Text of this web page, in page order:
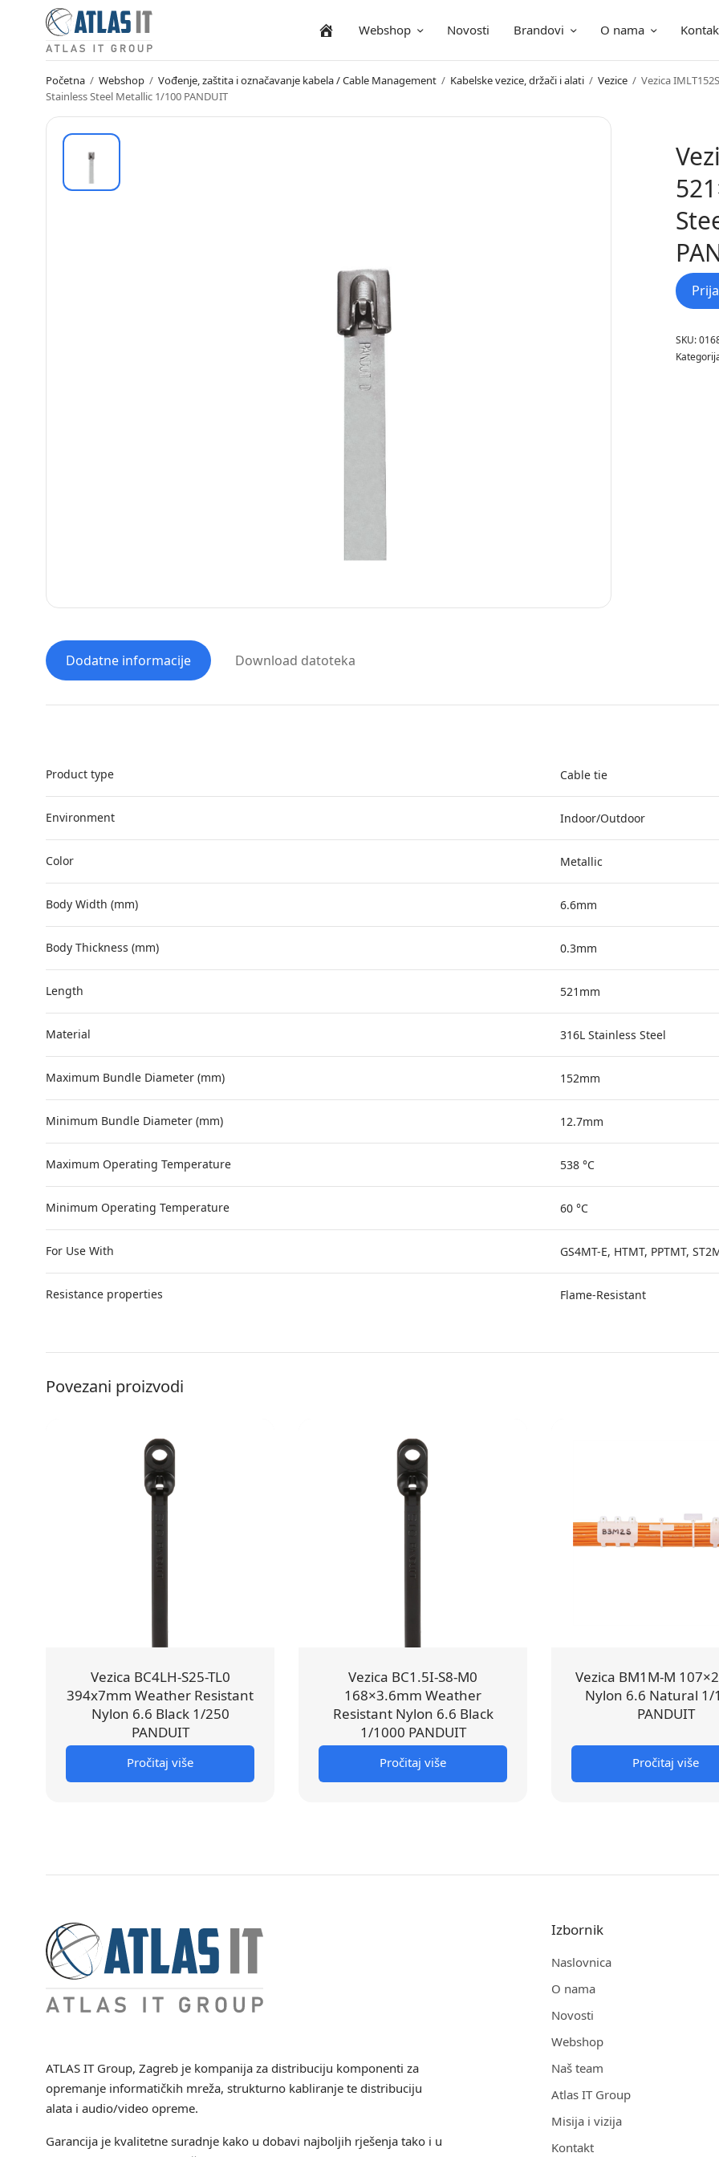
NaslovnicaWebshop Novosti Brandovi O nama
Početna / Webshop / Vođenje, zaštita i označavanje kabela / Cable Management / Kabelske vezice, držači i alati / Vezice / Vezica
Stainless Steel Metallic 1/100 PANDUIT
SKU:
Dodatne informacije Download datoteka
Product type Cable tie
Environment Indoor/Outdoor
Color Metallic
Body Width (mm) 6.6mm
Body Thickness (mm) 0.3mm
Length 521mm
Material 316L Stainless Steel
Maximum Bundle Diameter (mm) 152mm
Minimum Bundle Diameter (mm) 12.7mm
Maximum Operating Temperature 538 °C
Minimum Operating Temperature 60 °C
For Use With GS4MT-E, HTMT, PPTMT,
Resistance properties Flame-Resistant
Povezani proizvodi
Vezica BC4LH-S25-TL0
394x7mm Weather Resistant
Nylon 6.6 Black 1/250
PANDUIT
Pročitaj više
Vezica BC1.5I-S8-M0
168×3.6mm Weather
Resistant Nylon 6.6 Black
1/1000 PANDUIT
Pročitaj više
Vezica BM1M-M
Nylon 6.6 Natural 1/
PANDUIT
Pročitaj više
ATLAS IT Group, Zagreb je kompanija za distribuciju komponenti za
opremanje informatičkih mreža, strukturno kabliranje te distribuciju
alata i audio/video opreme.
Garancija je kvalitetne suradnje kako u dobavi najboljih rješenja tako i u
Izbornik
Naslovnica
O nama
Novosti
Webshop
Naš team
Atlas IT Group
Misija i vizija
Kontakt